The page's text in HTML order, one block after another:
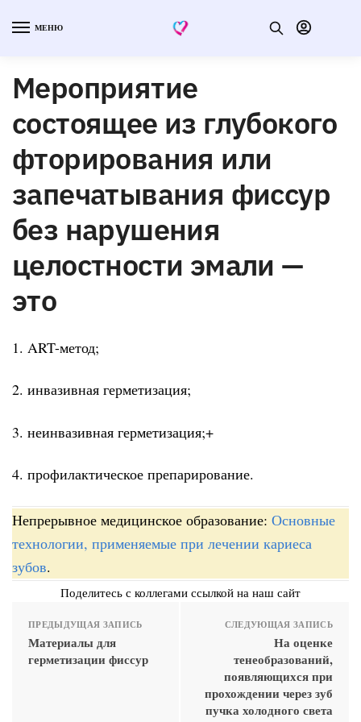
МЕНЮ
Мероприятие
состоящее из глубокого
фторирования или
запечатывания фиссур
без нарушения
целостности эмали —
это
1. ART-метод;
2. инвазивная герметизация;
3. неинвазивная герметизация;+
4. профилактическое препарирование.
Непрерывное медицинское образование: Основные
технологии, применяемые при лечении кариеса
зубов.
Поделитесь с коллегами ссылкой на наш сайт
ПРЕДЫДУЩАЯ ЗАПИСЬ
Материалы для
герметизации фиссур
СЛЕДУЮЩАЯ ЗАПИСЬ
На оценке
тенеобразований,
появляющихся при
прохождении через зуб
пучка холодного света